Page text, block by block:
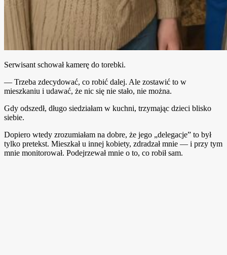
Serwisant schował kamerę do torebki.
— Trzeba zdecydować, co robić dalej. Ale zostawić to w
mieszkaniu i udawać, że nic się nie stało, nie można.
Gdy odszedł, długo siedziałam w kuchni, trzymając dzieci blisko
siebie.
Dopiero wtedy zrozumiałam na dobre, że jego „delegacje” to był
tylko pretekst. Mieszkał u innej kobiety, zdradzał mnie — i przy tym
mnie monitorował. Podejrzewał mnie o to, co robił sam.